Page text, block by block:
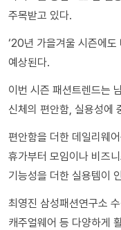
주목받고 있다.
‘20년 가을겨울 시즌에
예상된다.
이번 시즌 패션트렌드는
신체의 편안함, 실용성에
편안함을 더한 데일리웨
휴가부터 모임이나 비즈
기능성을 더한 실용템이
최영진 삼성패션연구소
캐주얼웨어 등 다양하게